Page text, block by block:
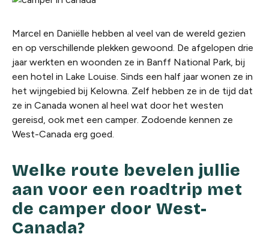
Marcel en Daniëlle hebben al veel van de wereld gezien
en op verschillende plekken gewoond. De afgelopen drie
jaar werkten en woonden ze in Banff National Park, bij
een hotel in Lake Louise. Sinds een half jaar wonen ze in
het wijngebied bij Kelowna. Zelf hebben ze in de tijd dat
ze in Canada wonen al heel wat door het westen
gereisd, ook met een camper. Zodoende kennen ze
West-Canada erg goed.
Welke route bevelen jullie
aan voor een roadtrip met
de camper door West-
Canada?